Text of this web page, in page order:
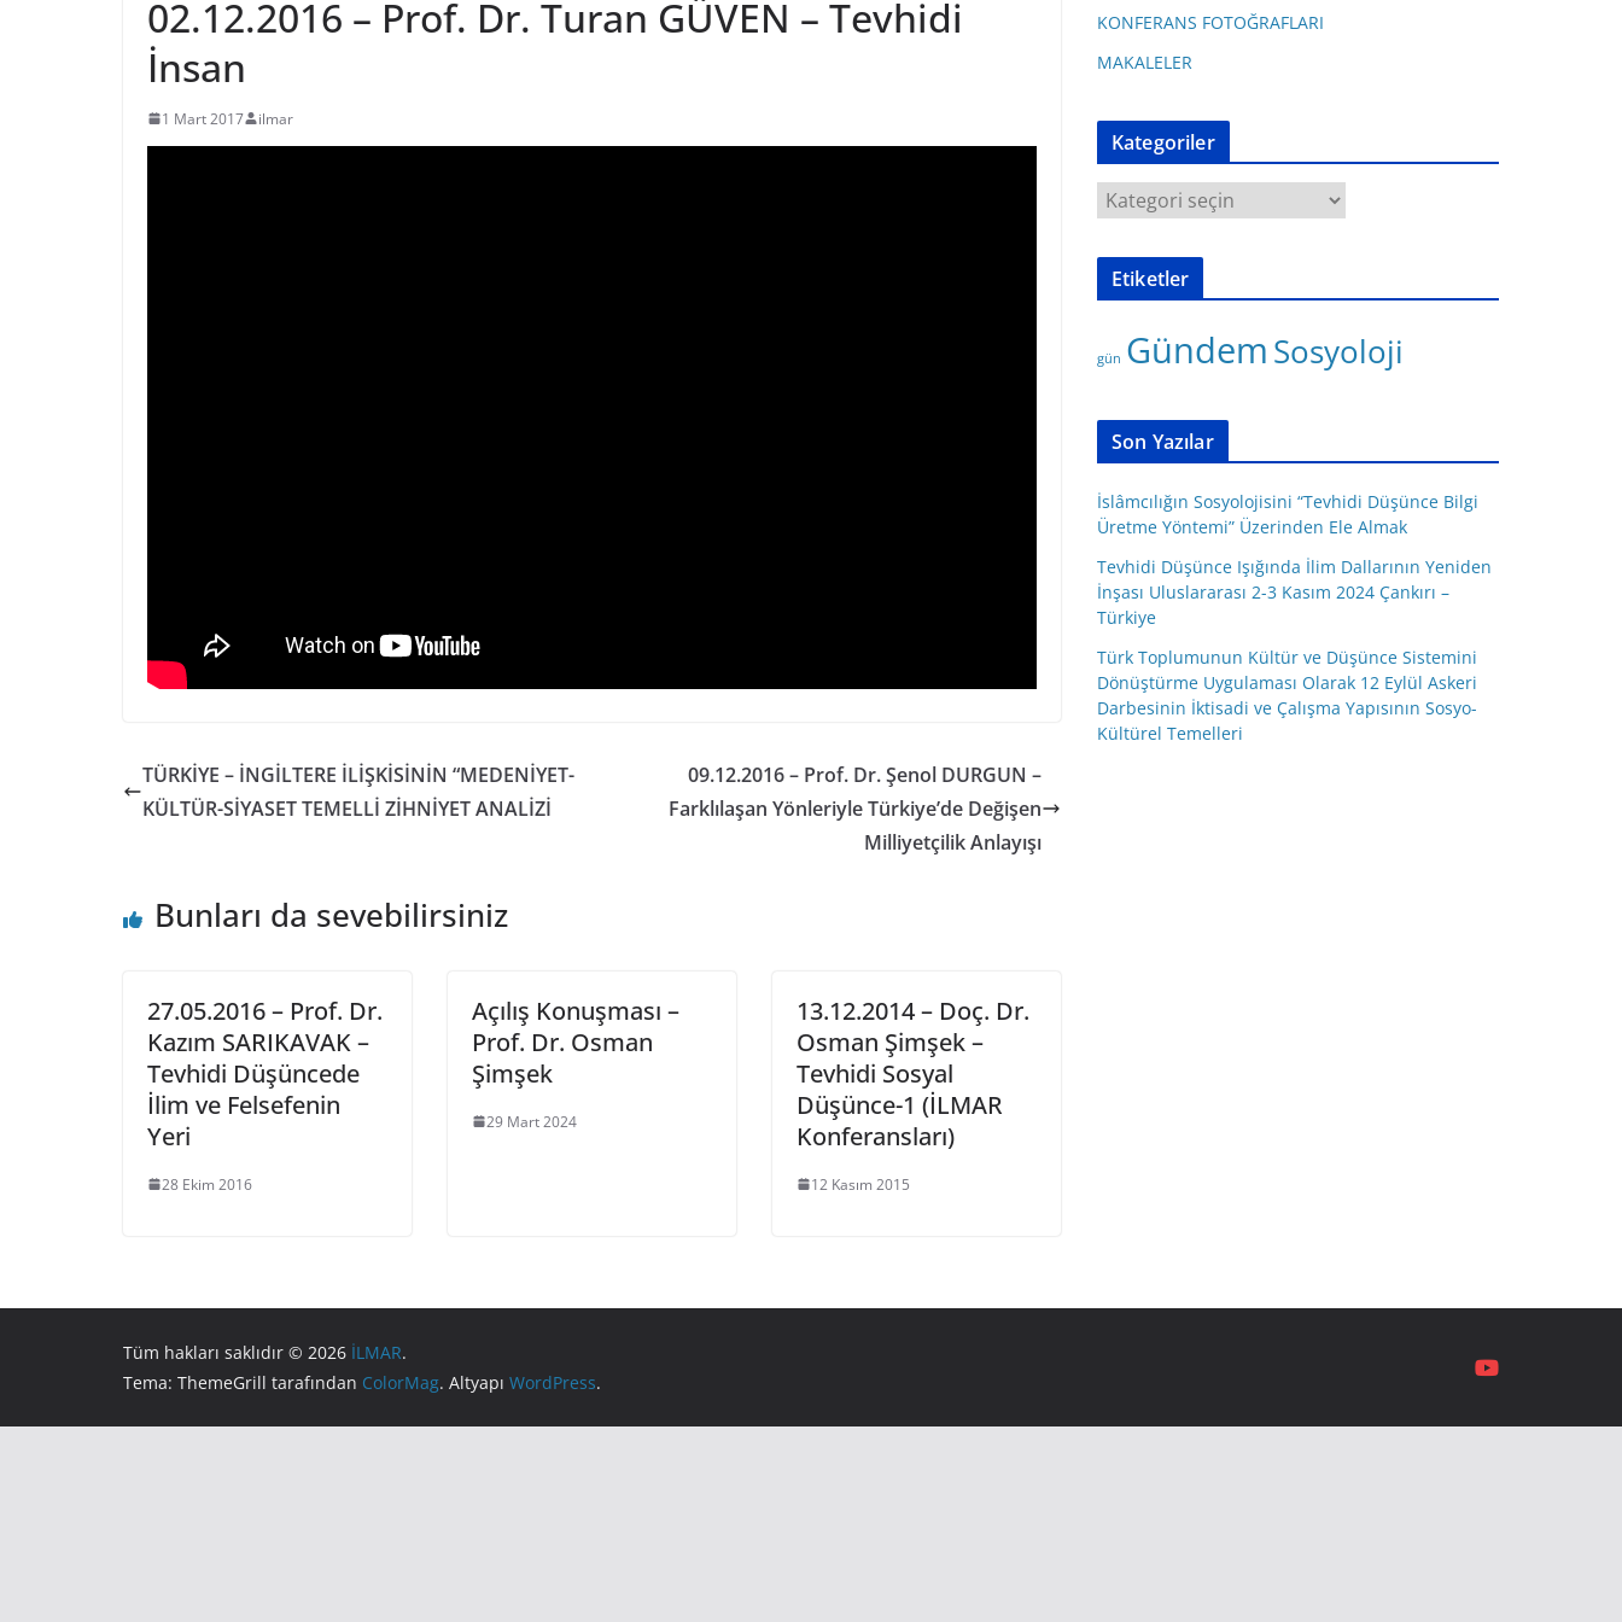
02.12.2016 – Prof. Dr. Turan GÜVEN – Tevhidi
İnsan
1 Mart 2017 ilmar
TÜRKİYE – İNGİLTERE İLİŞKİSİNİN “MEDENİYET-
KÜLTÜR-SİYASET TEMELLİ ZİHNİYET ANALİZİ
09.12.2016 – Prof. Dr. Şenol DURGUN –
Farklılaşan Yönleriyle Türkiye’de Değişen
Milliyetçilik Anlayışı
Bunları da sevebilirsiniz
27.05.2016 – Prof. Dr.
Kazım SARIKAVAK –
Tevhidi Düşüncede
İlim ve Felsefenin
Yeri
28 Ekim 2016
Açılış Konuşması –
Prof. Dr. Osman
Şimşek
29 Mart 2024
13.12.2014 – Doç. Dr.
Osman Şimşek –
Tevhidi Sosyal
Düşünce-1 (İLMAR
Konferansları)
12 Kasım 2015
KONFERANS FOTOĞRAFLARI
MAKALELER
Kategoriler
a
t
e
r
Etiketler
gün GündemSosyoloji
Son Yazılar
İslâmcılığın Sosyolojisini “Tevhidi Düşünce Bilgi
Üretme Yöntemi” Üzerinden Ele Almak
Tevhidi Düşünce Işığında İlim Dallarının Yeniden
İnşası Uluslararası 2-3 Kasım 2024 Çankırı –
Türkiye
Türk Toplumunun Kültür ve Düşünce Sistemini
Dönüştürme Uygulaması Olarak 12 Eylül Askeri
Darbesinin İktisadi ve Çalışma Yapısının Sosyo-
Kültürel Temelleri
Tüm hakları saklıdır © 2026 İLMAR.
Tema: ThemeGrill tarafından ColorMag. Altyapı WordPress.